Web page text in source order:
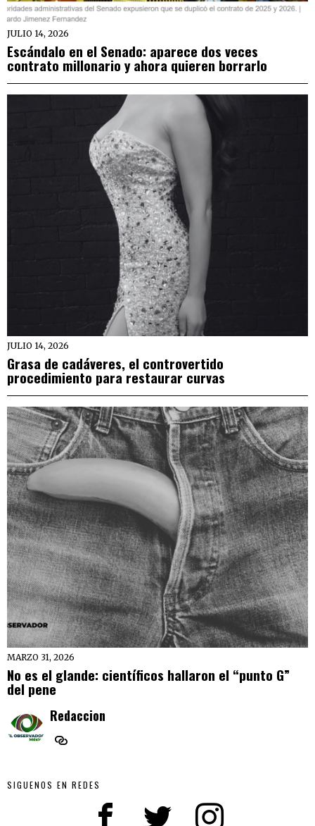
JULIO 14, 2026
Escándalo en el Senado: aparece dos veces
contrato millonario y ahora quieren borrarlo
JULIO 14, 2026
Grasa de cadáveres, el controvertido
procedimiento para restaurar curvas
MARZO 31, 2026
No es el glande: científicos hallaron el “punto G”
del pene
Redaccion
SIGUENOS EN REDES